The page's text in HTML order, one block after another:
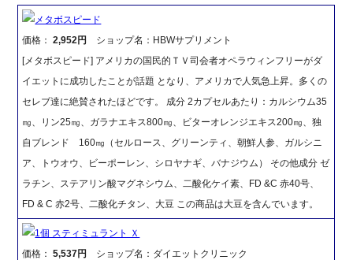
メタボスピード
価格：2,952円
ショップ名：HBWサプリメント
[メタボスピード] アメリカの国民的ＴＶ司会者オペラウィンフリーがダ
イエットに成功したことが話題 となり、アメリカで人気急上昇。多くの
セレブ達に絶賛されたほどです。 成分 2カプセルあたり：カルシウム35
㎎、リン25㎎、ガラナエキス800㎎、ビターオレンジエキス200㎎、独
自ブレンド 160㎎（セルロース、グリーンティ、朝鮮人参、ガルシニ
ア、トウオウ、ビーポーレン、シロヤナギ、バナジウム） その他成分 ゼ
ラチン、ステアリン酸マグネシウム、二酸化ケイ素、FD &C 赤40号、
FD & C 赤2号、二酸化チタン、大豆 この商品は大豆を含んでいます。
1個 スティミュラント Ｘ
価格：5,537円
ショップ名：ダイエットクリニック